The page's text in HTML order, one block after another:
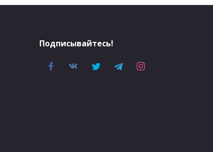
Подписывайтесь!